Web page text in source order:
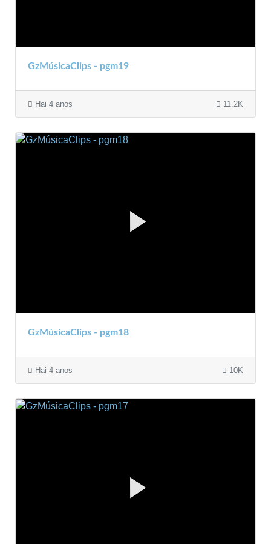
GzMúsicaClips - pgm19
Hai 4 anos 11.2K
GzMúsicaClips - pgm18
Hai 4 anos 10K